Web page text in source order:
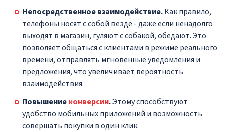
Непосредственное взаимодействие.Как правило,
телефоны носят с собой везде - даже если ненадолго
выходят в магазин, гуляют с собакой, обедают. Это
позволяет общаться с клиентами в режиме реального
времени, отправлять мгновенные уведомления и
предложения, что увеличивает вероятность
взаимодействия.
Повышениеконверсии.Этому способствуют
удобство мобильных приложений и возможность
совершать покупки в один клик.